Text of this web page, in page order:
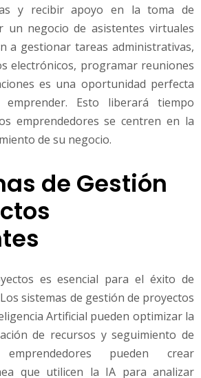
y recibir apoyo en la toma de
un negocio de asistentes virtuales
a gestionar tareas administrativas,
electrónicos, programar reuniones
es una oportunidad perfecta
Esto liberará tiempo
emprendedores se centren en la
de su negocio.
de Gestión
es esencial para el éxito de
sistemas de gestión de proyectos
Artificial pueden optimizar la
de recursos y seguimiento de
pueden crear
que utilicen la IA para analizar